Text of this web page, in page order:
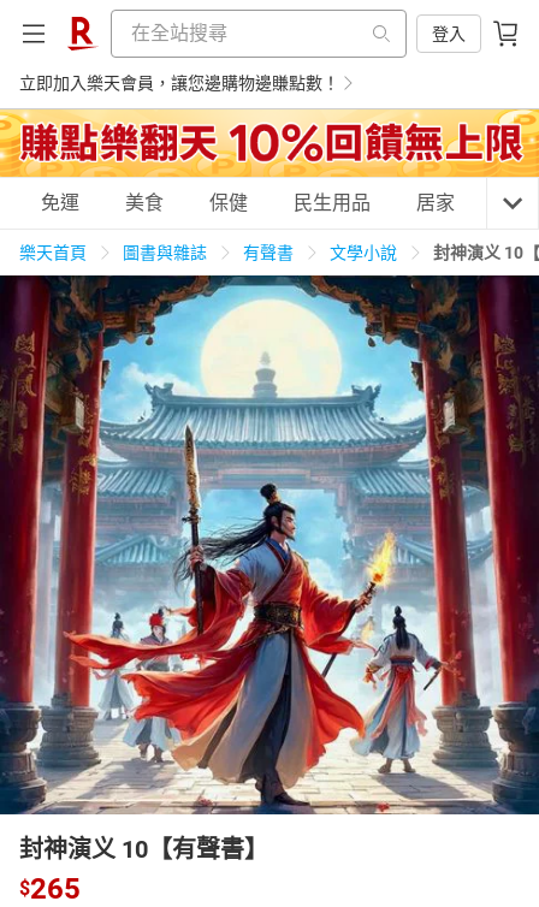
登入
立即加入樂天會員，讓您邊購物邊賺點數！
購物網分類
天天免運 美食蛋糕 養生保健 民生用品
居家生活 3C家電 運動休閒 親子玩具
男裝 化妝保養 情趣用品
日本購物 電子/紙本書
HOT
免運 美食 保健 民生用品 居家 3C
樂天首頁 圖書與雜誌 有聲書 文學小說 封神演义 10
封神演义 10【有聲書】
$265